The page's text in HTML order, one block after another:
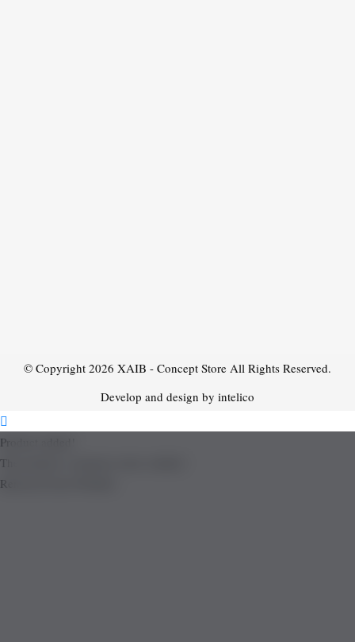
© Copyright 2026 XAIB - Concept Store All Rights Reserved.
Develop and design by intelico
Product added!
The product is already in the wishlist!
Removed from Wishlist